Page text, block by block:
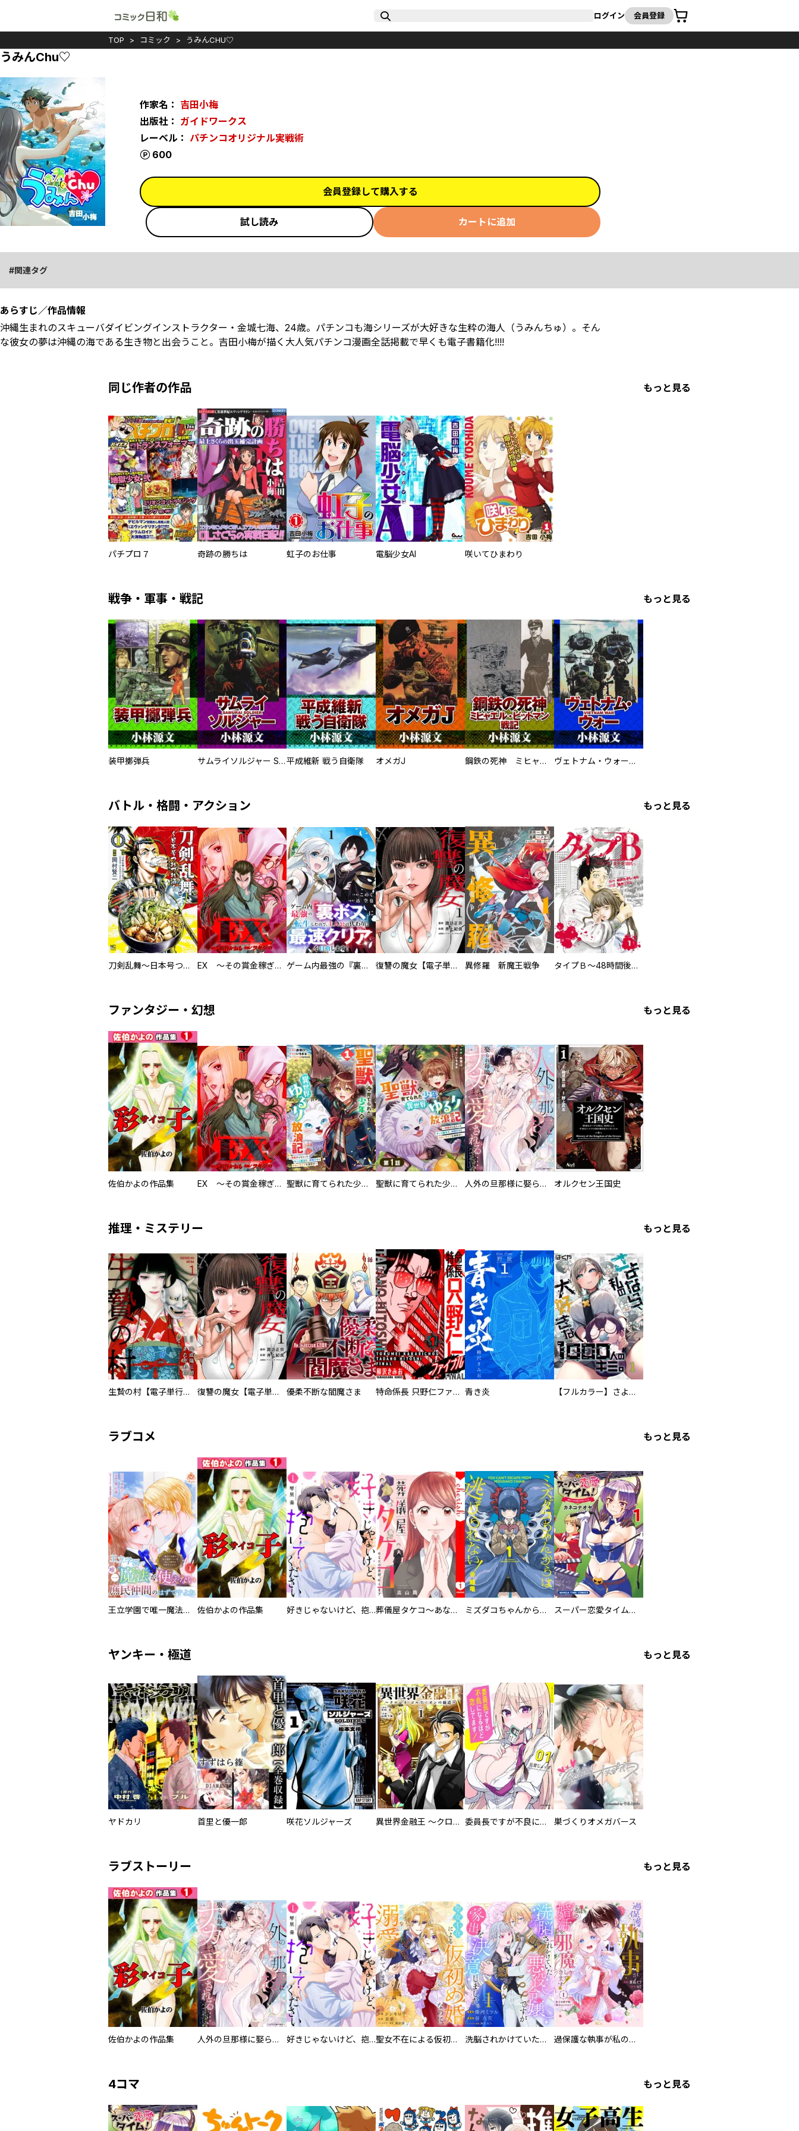
ログイン 会員登録
カート
TOP コミック うみんCHU♡
うみんChu♡
作家名： 吉田小梅
出版社： ガイドワークス
レーベル： パチンコオリジナル実戦術
600
ポイント
会員登録して購入する
試し読み カートに追加
関連タグ
あらすじ／作品情報
沖縄生まれのスキューバダイビングインストラクター・金城七海、24歳。パチンコも海シリーズが大好きな生粋の海人（うみんちゅ）。そん
な彼女の夢は沖縄の海である生き物と出会うこと。吉田小梅が描く大人気パチンコ漫画全話掲載で早くも電子書籍化!!!!
同じ作者の作品 もっと見る
パチプロ７ 奇跡の勝ちは 虹子のお仕事 電脳少女AI 咲いてひまわり
戦争・軍事・戦記 もっと見る
装甲擲弾兵 サムライソルジャー SAMURAI SOLDIER平成維新 戦う自衛隊 オメガJ 鋼鉄の死神 ミヒャエル・ビットマン戦記 ヴェトナム・ウォー VIETNAM WAR
バトル・格闘・アクション もっと見る
刀剣乱舞～日本号つれづれ酒～ EX ～その賞金稼ぎは、世界の出口を探す～【単行本版】 ゲーム内最強の『裏ボス』に転生したので、主人公の代わりに最速クリアを目指します！【電子単行本版】 復讐の魔女【電子単行本版】 異修羅 新魔王戦争 タイプＢ～48時間後、致死率100％～【単話】
ファンタジー・幻想 もっと見る
佐伯かよの作品集 EX ～その賞金稼ぎは、世界の出口を探す～【単行本版】 聖獣に育てられた少年の異世界ゆるり放浪記～神様からもらったチート魔法で、仲間たちとスローライフを満喫中～ 聖獣に育てられた少年の異世界ゆるり放浪記～神様からもらったチート魔法で、仲間たちとスローライフを満喫中～【分冊版】 人外の旦那様に娶られ毎晩ナカまで愛される…。アンソロジー オルクセン王国史
推理・ミステリー もっと見る
生贄の村【電子単行本版】 復讐の魔女【電子単行本版】 優柔不断な閻魔さま 特命係長 只野仁ファイナル 愛蔵版 青き炎 【フルカラー】さよなら、私の大好きな１０００人のキミ。
ラブコメ もっと見る
王立学園で唯一魔法が使えない庶民仲間のはずですよね～実は王子様で私を溺愛しているなんて告白はやめてください～ 佐伯かよの作品集 好きじゃないけど、抱いてください【電子単行本版／特典おまけ付き】 葬儀屋タケコ～あなたの最期、叶えます【電子単行本版】 ミズダコちゃんからは逃げられない！ スーパー恋愛タイム！～現場でドＳな彼女は自宅でデレる～
ヤンキー・極道 もっと見る
ヤドカリ 首里と優一郎 咲花ソルジャーズ 異世界金融王 ～クローネ・ゴルディオンの覇道～ 委員長ですが不良になるほど恋してます！ 巣づくりオメガバース
ラブストーリー もっと見る
佐伯かよの作品集 人外の旦那様に娶られ毎晩ナカまで愛される…。アンソロジー 好きじゃないけど、抱いてください【電子単行本版／特典おまけ付き】 聖女不在による仮初め婚なのに、不器用な王太子に溺愛されています【電子単行本版／特典おまけ付き】 洗脳されかけていた悪役令嬢ですが家出を決意しました。【電子単行本版／特典おまけ付き】 過保護な執事が私の婚活を邪魔してきます！ 分冊版
4コマ もっと見る